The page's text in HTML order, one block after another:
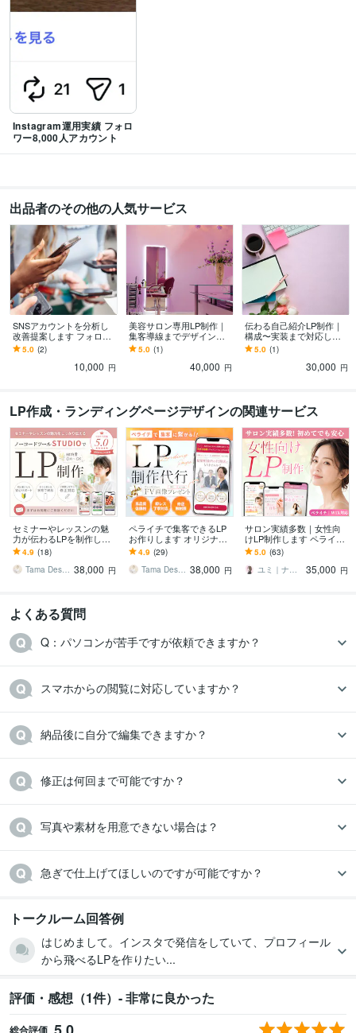
Instagram運用実績 フォロ
ワー8,000人アカウント
出品者のその他の人気サービス
SNSアカウントを分析し
改善提案します フォロワ
ーが増えない原因を明確
にします
5.0 (2)
10,000 円
美容サロン専用LP制作｜
集客導線までデザインし
ます 8セクション構成で魅
力を丁寧に可視化します
5.0 (1)
40,000 円
伝わる自己紹介LP制作｜
構成〜実装まで対応しま
す 8セクション構成で魅力
を丁寧に可視化します
5.0 (1)
30,000 円
LP作成・ランディングページデザインの関連サービス
セミナーやレッスンの魅
力が伝わるLPを制作しま
す STUDIOで制作×女性向
けデザイン×親切丁寧サポ
ート
4.9 (18)
Tama Design 38,000 円
ペライチで集客できるLP
お作りします オリジナル
ファーストビュー画像付
き！親切丁寧・即レス対
応
4.9 (29)
Tama Design 38,000 円
サロン実績多数｜女性向
けLP制作します ペライ
チ・Wix対応｜構成サポー
トあり
5.0 (63)
ユミ｜ナチュラルデザインのWEB制作
35,000 円
よくある質問
Q：パソコンが苦手ですが依頼できますか？
スマホからの閲覧に対応していますか？
納品後に自分で編集できますか？
修正は何回まで可能ですか？
写真や素材を用意できない場合は？
急ぎで仕上げてほしいのですが可能ですか？
トークルーム回答例
はじめまして。インスタで発信をしていて、プロフィール
から飛べるLPを作りたい...
評価・感想（1件）- 非常に良かった
総合評価